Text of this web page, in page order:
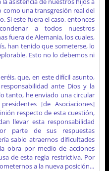
como una transgresión real del
Si este fuera el caso, entonces
a todos nuestros
fuera de Alemania, los cuales,
han tenido que someterse, lo
Esto no lo debemos ni
que, en este difícil asunto,
ante Dios y la
tanto, he enviado una circular
[de Asociaciones]
respecto de esta cuestión,
llevar esta responsabilidad
parte de sus respuestas
sabio atraernos dificultades
obra por medio de acciones
de esta regla restrictiva. Por
a la nueva posición...